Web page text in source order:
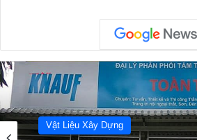
Vật Liệu Xây Dựng